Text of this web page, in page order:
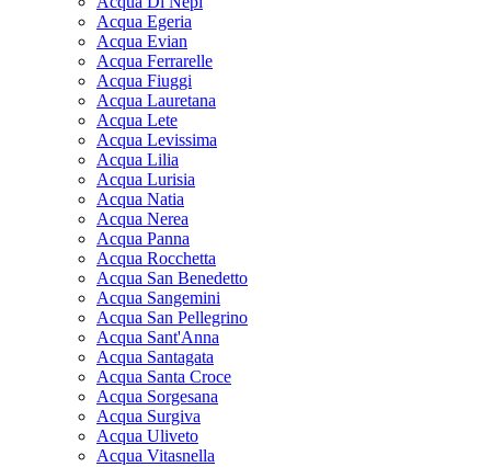
Acqua Egeria
Acqua Evian
Acqua Ferrarelle
Acqua Fiuggi
Acqua Lauretana
Acqua Lete
Acqua Levissima
Acqua Lilia
Acqua Lurisia
Acqua Natia
Acqua Nerea
Acqua Panna
Acqua Rocchetta
Acqua San Benedetto
Acqua Sangemini
Acqua San Pellegrino
Acqua Sant'Anna
Acqua Santagata
Acqua Santa Croce
Acqua Sorgesana
Acqua Surgiva
Acqua Uliveto
Acqua Vitasnella